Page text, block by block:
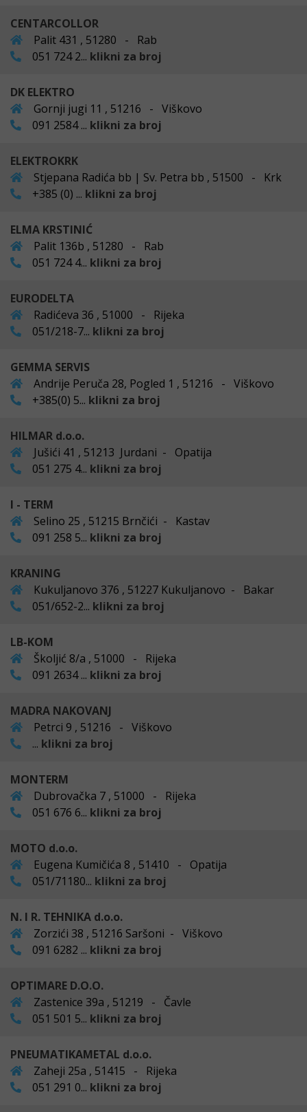
CENTARCOLLOR
Palit 431 , 51280 - Rab
051 724 2... klikni za broj
DK ELEKTRO
Gornji jugi 11 , 51216 - Viškovo
091 2584 ... klikni za broj
ELEKTROKRK
Stjepana Radića bb | Sv. Petra bb , 51500 - Krk
+385 (0) ... klikni za broj
ELMA KRSTINIĆ
Palit 136b , 51280 - Rab
051 724 4... klikni za broj
EURODELTA
Radićeva 36 , 51000 - Rijeka
051/218-7... klikni za broj
GEMMA SERVIS
Andrije Peruča 28, Pogled 1 , 51216 - Viškovo
+385(0) 5... klikni za broj
HILMAR d.o.o.
Jušići 41 , 51213 Jurdani - Opatija
051 275 4... klikni za broj
I - TERM
Selino 25 , 51215 Brnčići - Kastav
091 258 5... klikni za broj
KRANING
Kukuljanovo 376 , 51227 Kukuljanovo - Bakar
051/652-2... klikni za broj
LB-KOM
Školjić 8/a , 51000 - Rijeka
091 2634 ... klikni za broj
MADRA NAKOVANJ
Petrci 9 , 51216 - Viškovo
... klikni za broj
MONTERM
Dubrovačka 7 , 51000 - Rijeka
051 676 6... klikni za broj
MOTO d.o.o.
Eugena Kumičića 8 , 51410 - Opatija
051/71180... klikni za broj
N. I R. TEHNIKA d.o.o.
Zorzići 38 , 51216 Saršoni - Viškovo
091 6282 ... klikni za broj
OPTIMARE D.O.O.
Zastenice 39a , 51219 - Čavle
051 501 5... klikni za broj
PNEUMATIKAMETAL d.o.o.
Zaheji 25a , 51415 - Rijeka
051 291 0... klikni za broj